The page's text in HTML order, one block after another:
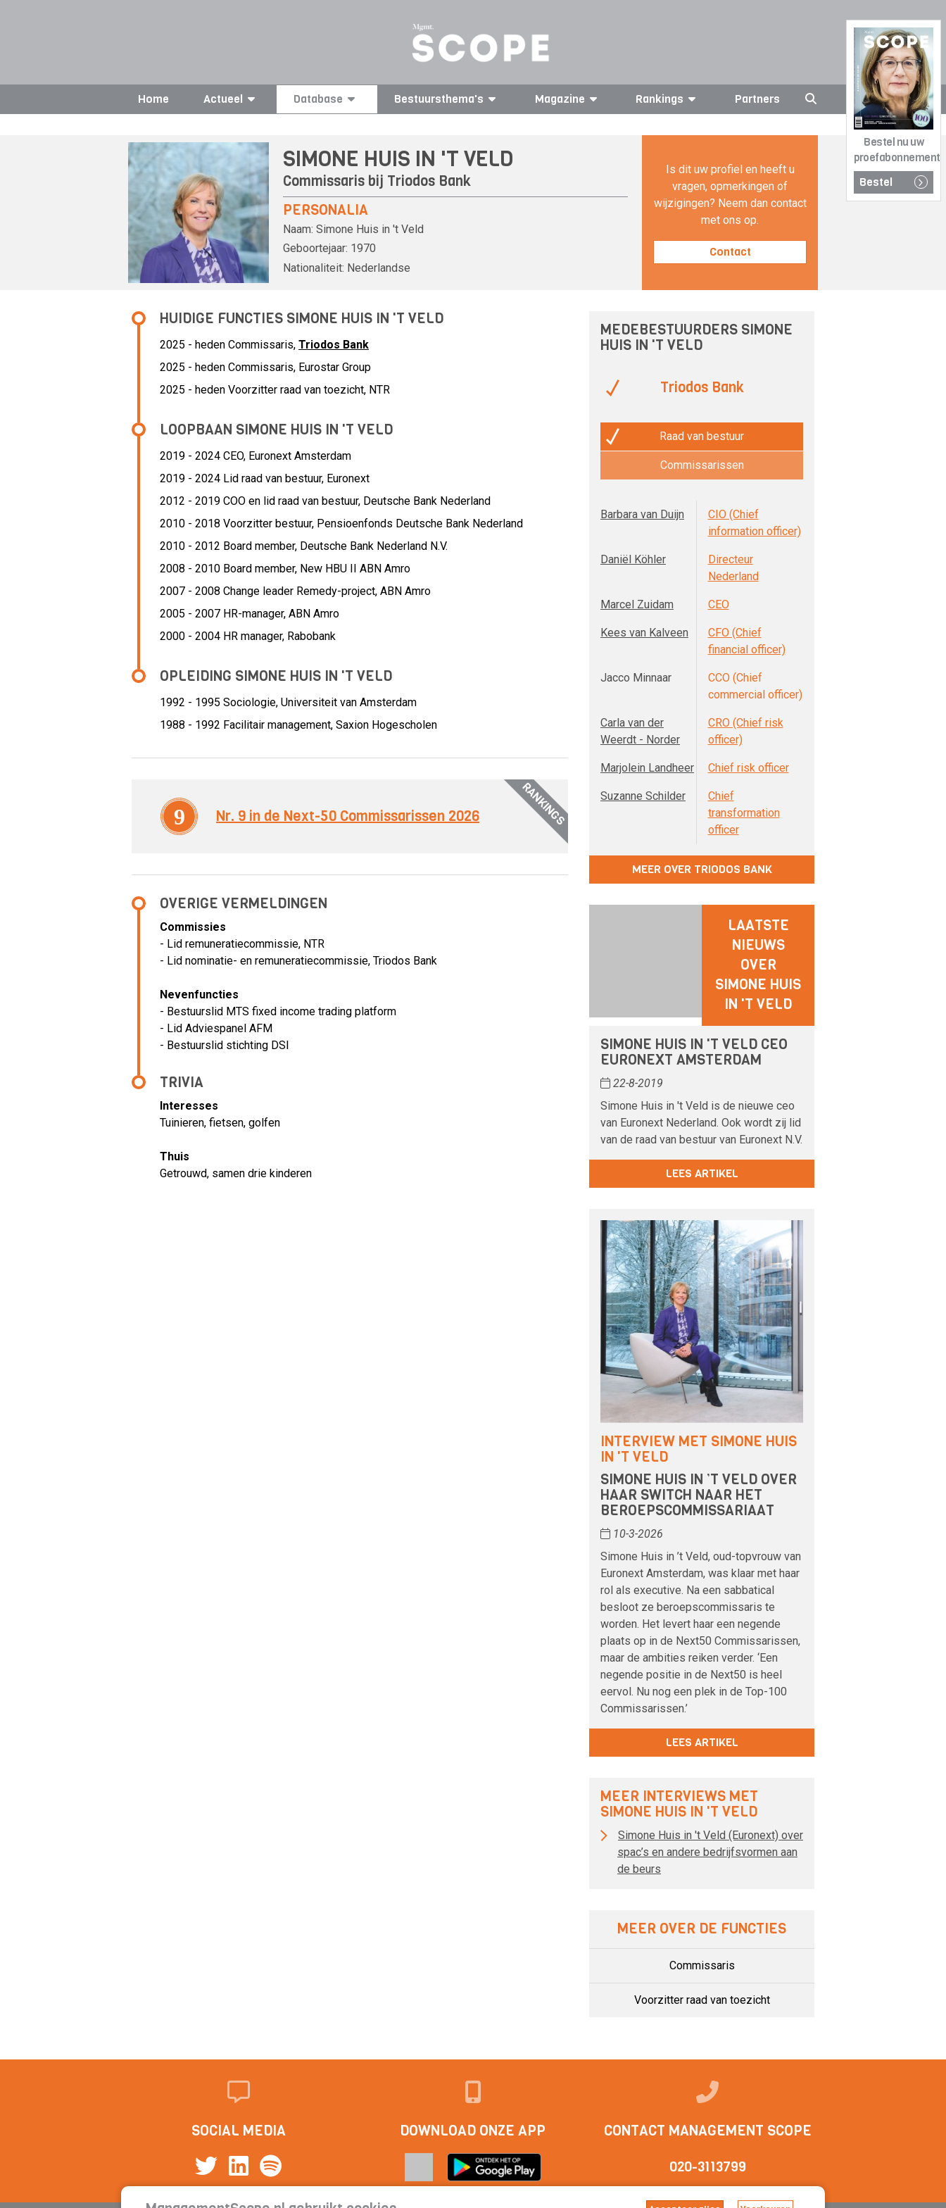
Bestel nu uw
proefabonnement
Bestel
Home Actueel Database Bestuursthema's Magazine Rankings Partners
SIMONE HUIS IN 'T VELD
Commissaris bij Triodos Bank
PERSONALIA
Naam: Simone Huis in 't Veld
Geboortejaar: 1970
Nationaliteit: Nederlandse
Is dit uw profiel en heeft u
vragen, opmerkingen of
wijzigingen? Neem dan contact
met ons op.
Contact
HUIDIGE FUNCTIES SIMONE HUIS IN 'T VELD
2025 - heden Commissaris, Triodos Bank
2025 - heden Commissaris, Eurostar Group
2025 - heden Voorzitter raad van toezicht, NTR
LOOPBAAN SIMONE HUIS IN 'T VELD
2019 - 2024 CEO, Euronext Amsterdam
2019 - 2024 Lid raad van bestuur, Euronext
2012 - 2019 COO en lid raad van bestuur, Deutsche Bank Nederland
2010 - 2018 Voorzitter bestuur, Pensioenfonds Deutsche Bank Nederland
2010 - 2012 Board member, Deutsche Bank Nederland N.V.
2008 - 2010 Board member, New HBU II ABN Amro
2007 - 2008 Change leader Remedy-project, ABN Amro
2005 - 2007 HR-manager, ABN Amro
2000 - 2004 HR manager, Rabobank
OPLEIDING SIMONE HUIS IN 'T VELD
1992 - 1995 Sociologie, Universiteit van Amsterdam
1988 - 1992 Facilitair management, Saxion Hogescholen
RANKINGS
9 Nr. 9 in de Next-50 Commissarissen 2026
OVERIGE VERMELDINGEN
Commissies
- Lid remuneratiecommissie, NTR
- Lid nominatie- en remuneratiecommissie, Triodos Bank
Nevenfuncties
- Bestuurslid MTS fixed income trading platform
- Lid Adviespanel AFM
- Bestuurslid stichting DSI
TRIVIA
Interesses
Tuinieren, fietsen, golfen
Thuis
Getrouwd, samen drie kinderen
MEDEBESTUURDERS SIMONE
HUIS IN 'T VELD
Triodos Bank
Raad van bestuur
Commissarissen
Barbara van Duijn
CIO (Chief
information officer)
Daniël Köhler
Directeur
Nederland
Marcel Zuidam CEO
Kees van Kalveen
CFO (Chief
financial officer)
Jacco Minnaar
CCO (Chief
commercial officer)
Carla van der
Weerdt - Norder
CRO (Chief risk
officer)
Marjolein Landheer Chief risk officer
Suzanne Schilder
Chief
transformation
officer
MEER OVER TRIODOS BANK
LAATSTE
NIEUWS
OVER
SIMONE HUIS
IN 'T VELD
SIMONE HUIS IN 'T VELD CEO
EURONEXT AMSTERDAM
22-8-2019
Simone Huis in 't Veld is de nieuwe ceo
van Euronext Nederland. Ook wordt zij lid
van de raad van bestuur van Euronext N.V.
LEES ARTIKEL
INTERVIEW MET SIMONE HUIS
IN 'T VELD
SIMONE HUIS IN ’T VELD OVER
HAAR SWITCH NAAR HET
BEROEPSCOMMISSARIAAT
10-3-2026
Simone Huis in ’t Veld, oud-topvrouw van
Euronext Amsterdam, was klaar met haar
rol als executive. Na een sabbatical
besloot ze beroepscommissaris te
worden. Het levert haar een negende
plaats op in de Next50 Commissarissen,
maar de ambities reiken verder. ‘Een
negende positie in de Next50 is heel
eervol. Nu nog een plek in de Top-100
Commissarissen.’
LEES ARTIKEL
MEER INTERVIEWS MET
SIMONE HUIS IN 'T VELD
Simone Huis in 't Veld (Euronext) over
spac’s en andere bedrijfsvormen aan
de beurs
MEER OVER DE FUNCTIES
Commissaris
Voorzitter raad van toezicht
SOCIAL MEDIA DOWNLOAD ONZE APP CONTACT MANAGEMENT SCOPE
020-3113799